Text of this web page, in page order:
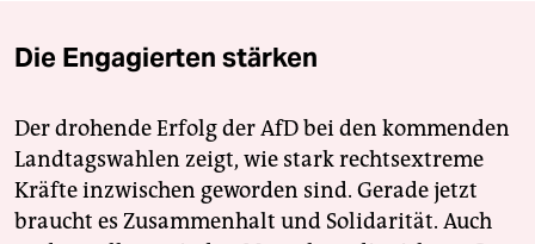
Die Engagierten stärken
Der drohende Erfolg der AfD bei den kommenden
Landtagswahlen zeigt, wie stark rechtsextreme
Kräfte inzwischen geworden sind. Gerade jetzt
braucht es Zusammenhalt und Solidarität. Auch